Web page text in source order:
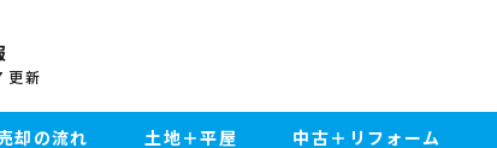
更新
却の流れ 土地＋平屋 中古＋リフォーム